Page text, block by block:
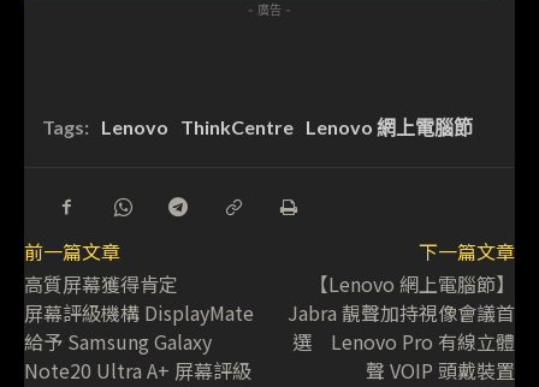
- 廣告 -
Tags: Lenovo ThinkCentre Lenovo 網上電腦節
前一篇文章
高質屏幕獲得肯定
屏幕評級機構 DisplayMate
給予 Samsung Galaxy
Note20 Ultra A+ 屏幕評級
下一篇文章
【Lenovo 網上電腦節】
Jabra 靚聲加持視像會議首
選 Lenovo Pro 有線立體
聲 VOIP 頭戴裝置